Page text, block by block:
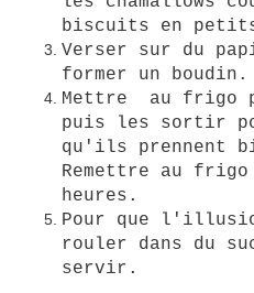
biscuits en petits
Verser sur du
former un boudin.
Mettre au frigo
puis les sortir
qu'ils prennent
Remettre au frigo
heures.
Pour que
rouler dans du
servir.